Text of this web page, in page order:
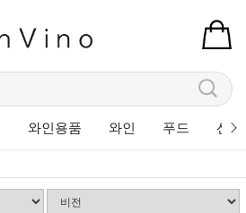
와인용품 와인 푸드 선